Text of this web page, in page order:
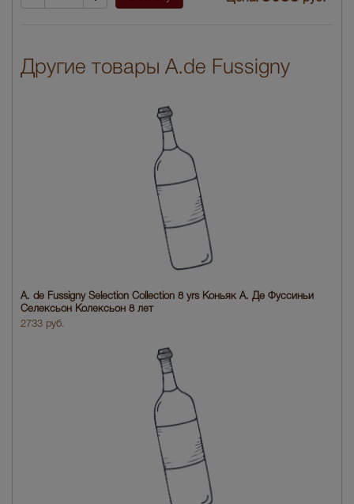
Другие товары A.de Fussigny
A. de Fussigny Selection Collection 8 yrs Коньяк А. Де Фуссиньи
Селексьон Колексьон 8 лет
2733 руб.